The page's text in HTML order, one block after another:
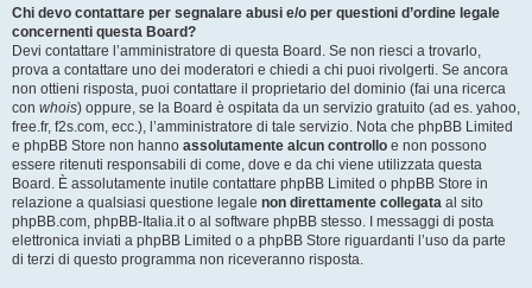
Chi devo contattare per segnalare abusi e/o per questioni d’ordine legale
concernenti questa Board?
Devi contattare l’amministratore di questa Board. Se non riesci a trovarlo,
prova a contattare uno dei moderatori e chiedi a chi puoi rivolgerti. Se ancora
non ottieni risposta, puoi contattare il proprietario del dominio (fai una ricerca
con whois) oppure, se la Board è ospitata da un servizio gratuito (ad es. yahoo,
free.fr, f2s.com, ecc.), l’amministratore di tale servizio. Nota che phpBB Limited
e phpBB Store non hanno assolutamente alcun controllo e non possono
essere ritenuti responsabili di come, dove e da chi viene utilizzata questa
Board. È assolutamente inutile contattare phpBB Limited o phpBB Store in
relazione a qualsiasi questione legale non direttamente collegata al sito
phpBB.com, phpBB-Italia.it o al software phpBB stesso. I messaggi di posta
elettronica inviati a phpBB Limited o a phpBB Store riguardanti l’uso da parte
di terzi di questo programma non riceveranno risposta.